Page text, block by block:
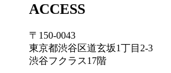
ACCESS
〒150-0043
東京都渋谷区道玄坂1丁目2-3
渋谷フクラス17階